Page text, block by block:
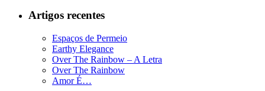
Artigos recentes
Espaços de Permeio
Earthy Elegance
Over The Rainbow – A Letra
Over The Rainbow
Amor É…